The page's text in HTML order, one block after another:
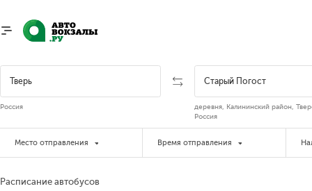
Россия
деревня, Калининский район,
Россия
Место отправления Время отправления
Расписание автобусов